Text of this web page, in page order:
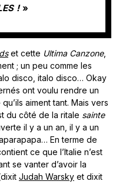
!»
et cette Ultima Canzone,
; un peu comme les
disco, italo disco… Okay
ont voulu rendre un
aiment tant. Mais vers
du côté de la ritale sainte
il y a un an, il y a un
En terme de
ce que l’Italie n’est
se vanter d’avoir la
Judah Warsky et dixit